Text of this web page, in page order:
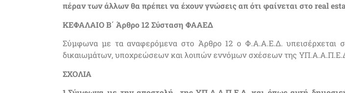
πέραν των άλλων θα πρέπει να έχουν γνώσεις απ ότι φαίνεται στοreal
ΚΕΦΑΛΑΙΟ Β΄ Άρθρο 12 Σύσταση ΦΑΑΕΔ
Σύμφωνα με τα αναφερόμενα στο Άρθρο 12 ο Φ.Α.Α.Ε.Δ. υπεισέρχεται
δικαιωμάτων, υποχρεώσεων και λοιπών εννόμων σχέσεων της
ΣΧΟΛΙΑ